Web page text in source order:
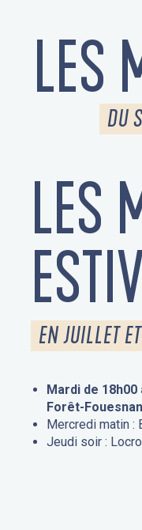
LES
DU
LES
EN JUILLET
Mardi de
Forêt-
Mercredi matin :
Jeudi soir :